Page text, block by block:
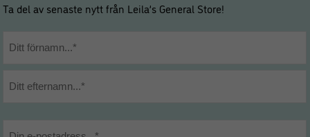
Ta del av senaste nytt från Leila’s General Store!